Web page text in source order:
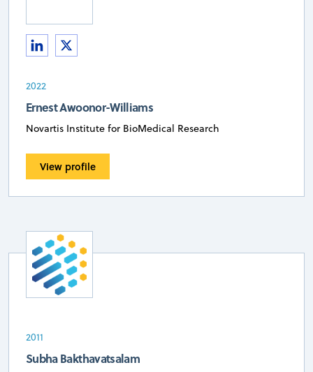
2022
Ernest Awoonor-Williams
Novartis Institute for BioMedical Research
View profile
2011
Subha Bakthavatsalam